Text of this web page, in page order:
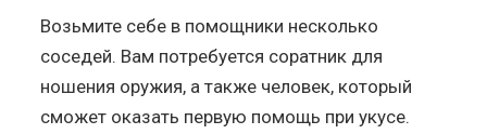
Возьмите себе в помощники несколько
соседей. Вам потребуется соратник для
ношения оружия, а также человек, который
сможет оказать первую помощь при укусе.